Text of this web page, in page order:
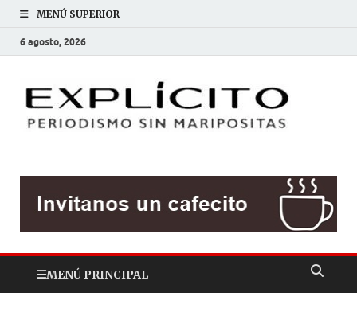
MENÚ SUPERIOR
6 agosto, 2026
MENÚ PRINCIPAL